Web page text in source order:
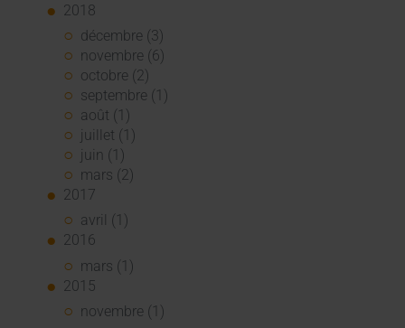
2018
décembre (3)
novembre (6)
octobre (2)
septembre (1)
août (1)
juillet (1)
juin (1)
mars (2)
2017
avril (1)
2016
mars (1)
2015
novembre (1)